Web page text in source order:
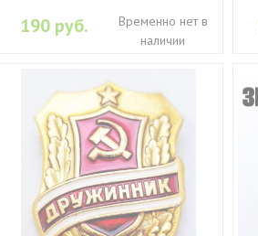
190 руб.
Временно нет в
наличии